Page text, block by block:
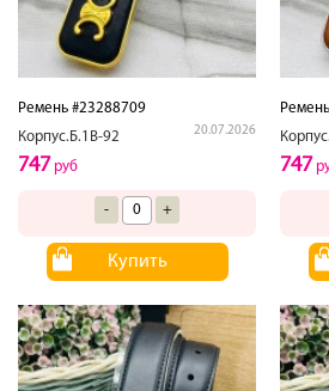
Ремень #23288709
Корпус.Б.1В-92
20.07.2026
747 руб
- +
Купить
747